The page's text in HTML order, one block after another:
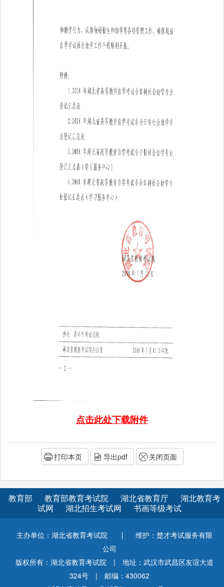
点击此处下载附件
打印本页 导出pdf 关闭页面
教育部 教育部教育考试院 湖北省教育厅
湖北教育考
试网
湖北招生考试网 书画等级考试
主办单位：湖北省教育考试院 |
维护：楚才考试服务有限
公司
版权所有：湖北省教育考试院
|
地址：武汉市武昌区友谊大道
324号
|
邮编：430062